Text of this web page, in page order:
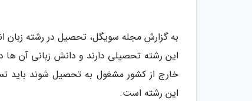
به گزارش مجله سویگل، تحصیل در رشته زبان
این رشته تحصیلی دارند و دانش زبانی آن
خارج از کشور مشغول به تحصیل شوند باید
این رشته است.